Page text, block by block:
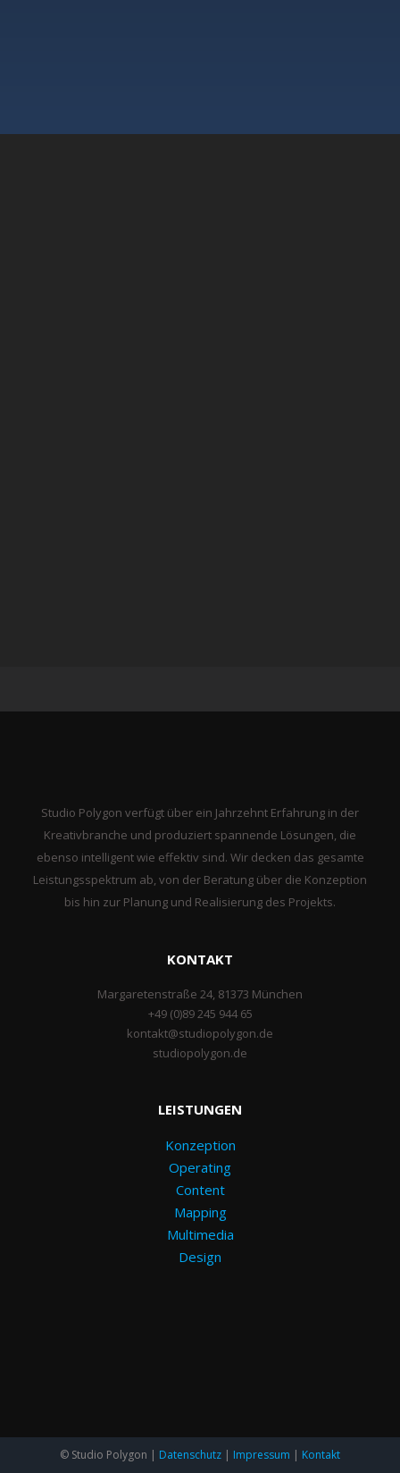
Studio Polygon verfügt über ein Jahrzehnt Erfahrung in der
Kreativbranche und produziert spannende Lösungen, die
ebenso intelligent wie effektiv sind. Wir decken das gesamte
Leistungsspektrum ab, von der Beratung über die Konzeption
bis hin zur Planung und Realisierung des Projekts.
KONTAKT
Margaretenstraße 24, 81373 München
+49 (0)89 245 944 65
kontakt@studiopolygon.de
studiopolygon.de
LEISTUNGEN
Konzeption
Operating
Content
Mapping
Multimedia
Design
© Studio Polygon | Datenschutz | Impressum | Kontakt